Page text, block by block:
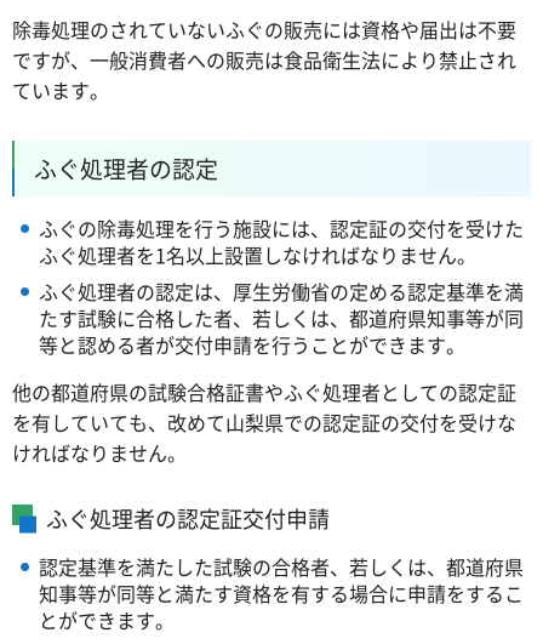
除毒処理のされていないふぐの販売には資格や届出は不要
ですが、一般消費者への販売は食品衛生法により禁止され
ています。
ふぐ処理者の認定
ふぐの除毒処理を行う施設には、認定証の交付を受けた
ふぐ処理者を1名以上設置しなければなりません。
ふぐ処理者の認定は、厚生労働省の定める認定基準を満
たす試験に合格した者、若しくは、都道府県知事等が同
等と認める者が交付申請を行うことができます。
他の都道府県の試験合格証書やふぐ処理者としての認定証
を有していても、改めて山梨県での認定証の交付を受けな
ければなりません。
ふぐ処理者の認定証交付申請
認定基準を満たした試験の合格者、若しくは、都道府県
知事等が同等と満たす資格を有する場合に申請をするこ
とができます。